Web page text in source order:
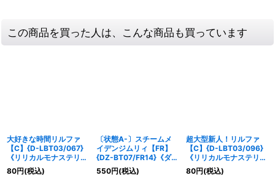
この商品を買った人は、こんな商品も買っています
大好きな時間リルファ
【C】{D-LBT03/067}
《リリカルモナステリ
オ》
80円(税込)
〔状態A-〕スチームメ
イデンジムリィ【FR】
{DZ-BT07/FR14}《ダー
クステイツ》
550円(税込)
超大型新人！リルファ
【C】{D-LBT03/096}
《リリカルモナステリ
オ》
80円(税込)